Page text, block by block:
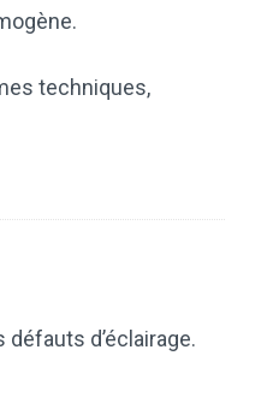
techniques,
d’éclairage.